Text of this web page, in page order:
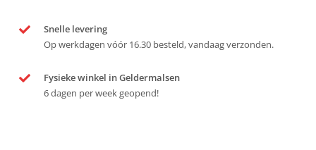
Snelle levering
Op werkdagen vóór 16.30 besteld, vandaag verzonden.
Fysieke winkel in Geldermalsen
6 dagen per week geopend!